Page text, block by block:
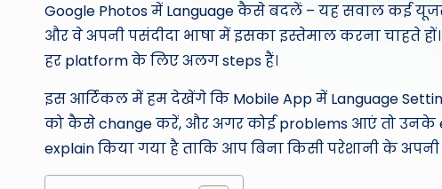
Google Photos में Language कैसे बदलें – यह सवाल कई
और वे अपनी पसंदीदा भाषा में इसका इस्तेमाल करना चाहते
हर platform के लिए अलग steps हैं।
इस आर्टिकल में हम देखेंगे कि Mobile App में Language
को कैसे change करें, और अगर कोई problems आएं तो उनके
explain किया गया है ताकि आप बिना किसी परेशानी के